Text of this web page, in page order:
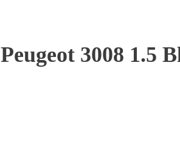
Peugeot 3008 1.5